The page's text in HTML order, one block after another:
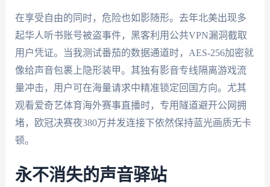
在享受自由的同时，危险也如影随形。去年北美出现多
起华人听书账号被盗事件，黑客利用公共VPN漏洞截取
用户凭证。当我测试番茄的数据通道时，AES-256加密就
像给声音包裹上隐形装甲。其独有影音专线隔离游戏流
量冲击，用户可在海量请求中精准锁定回国方向。尤其
观看爱奇艺体育海外赛事直播时，专用隧道避开公网拥
堵，欧冠决赛夜380万并发连接下依然保持蓝光画质无卡
顿。
永不消失的声音驿站